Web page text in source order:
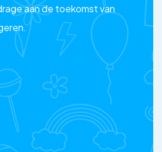
aan de toekomst van